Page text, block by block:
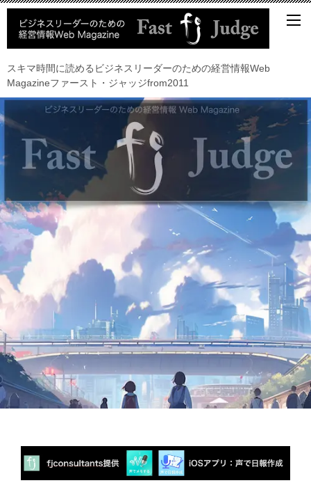
スキマ時間に読めるビジネスリーダーのための経営情報Web
Magazineファースト・ジャッジfrom2011